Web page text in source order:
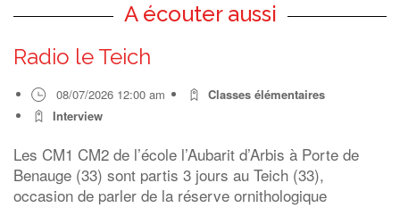
A écouter aussi
Radio le Teich
08/07/2026 12:00 am
Classes élémentaires
Interview
Les CM1 CM2 de l’école l’Aubarit d’Arbis à Porte de
Benauge (33) sont partis 3 jours au Teich (33),
occasion de parler de la réserve ornithologique